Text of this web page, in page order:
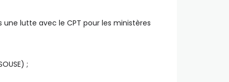
lutte avec le CPT pour les ministères
;